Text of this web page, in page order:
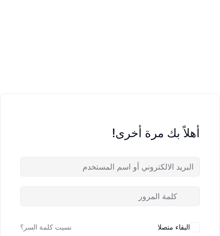
أهلاً بك مرة أخرى!
البقاء متصلا نسيت كلمة السر؟